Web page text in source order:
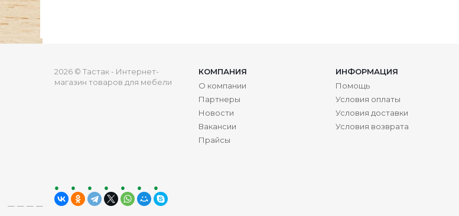
2026 © Тастак - Интернет-
магазин товаров для мебели
КОМПАНИЯ ИНФОРМАЦИЯ
О компании
Партнеры
Новости
Вакансии
Прайсы
Помощь
Условия оплаты
Условия доставки
Условия возврата